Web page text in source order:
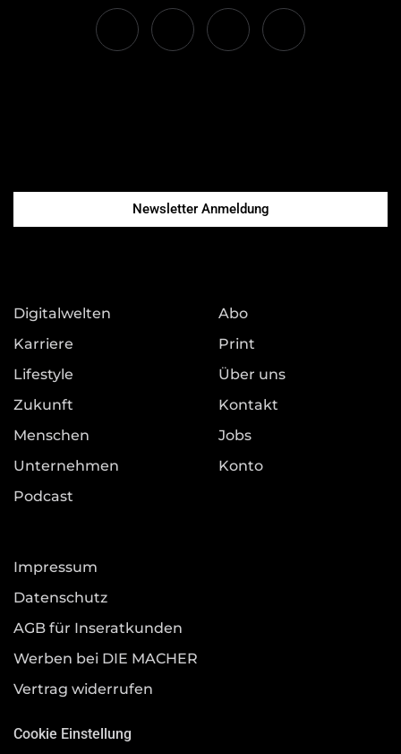
Newsletter Anmeldung
Digitalwelten
Karriere
Lifestyle
Zukunft
Menschen
Unternehmen
Podcast
Abo
Print
Über uns
Kontakt
Jobs
Konto
Impressum
Datenschutz
AGB für Inseratkunden
Werben bei DIE MACHER
Vertrag widerrufen
Cookie Einstellung